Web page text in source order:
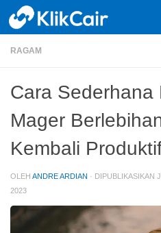
Skip to content
RAGAM
Cara Sederhana
Mager
Kembali
OLEH ANDRE ARDIAN · DIPUBLIKASIKAN
2023